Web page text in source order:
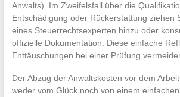
Anwalts). Im Zweifelsfall über die
Entschädigung oder Rückerstattung ziehen
eines Steuerrechtsexperten hinzu oder
offizielle Dokumentation. Diese einfache
Enttäuschungen bei einer Prüfung
Der Abzug der Anwaltskosten vor dem
weder vom Glück noch von einem